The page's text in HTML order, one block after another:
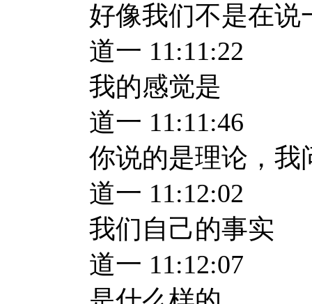
好像我们不是在说
道一 11:11:22
我的感觉是
道一 11:11:46
你说的是理论，我
道一 11:12:02
我们自己的事实
道一 11:12:07